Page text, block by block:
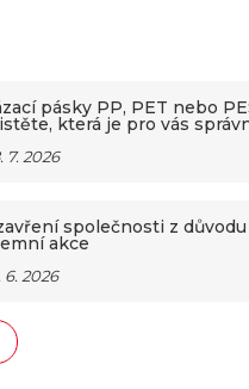
pásky PP, PET nebo
která je pro vás
7. 2026
společnosti z
akce
6. 2026